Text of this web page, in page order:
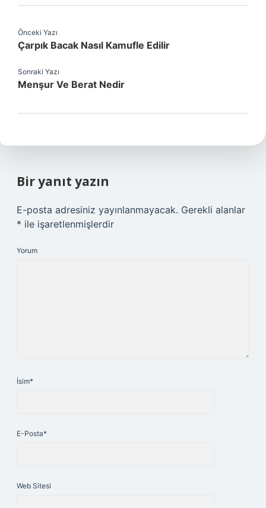
Önceki Yazı
Çarpık Bacak Nasıl Kamufle Edilir
Sonraki Yazı
Menşur Ve Berat Nedir
Bir yanıt yazın
E-posta adresiniz yayınlanmayacak. Gerekli alanlar
* ile işaretlenmişlerdir
Yorum
İsim*
E-Posta*
Web Sitesi